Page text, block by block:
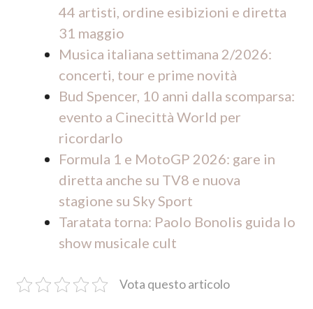
44 artisti, ordine esibizioni e diretta
31 maggio
Musica italiana settimana 2/2026:
concerti, tour e prime novità
Bud Spencer, 10 anni dalla scomparsa:
evento a Cinecittà World per
ricordarlo
Formula 1 e MotoGP 2026: gare in
diretta anche su TV8 e nuova
stagione su Sky Sport
Taratata torna: Paolo Bonolis guida lo
show musicale cult
Vota questo articolo